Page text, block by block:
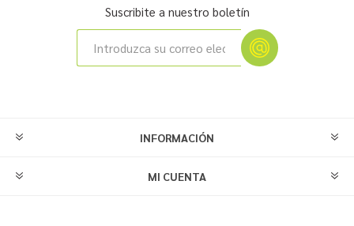
Suscribite a nuestro boletín
INFORMACIÓN
MI CUENTA